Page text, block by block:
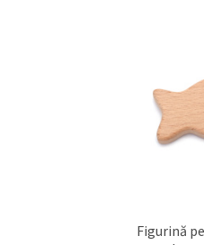
Figurină